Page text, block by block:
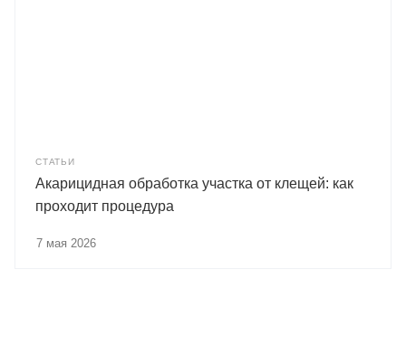
СТАТЬИ
Акарицидная обработка участка от клещей: как
проходит процедура
7 мая 2026